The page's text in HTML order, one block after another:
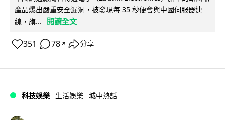
產品爆出嚴重安全漏洞，被發現每 35 秒便會與中國伺服器連
線，旗...
閱讀全文
351 78 ↗ 分享
科技娛樂 生活娛樂 城中熱話